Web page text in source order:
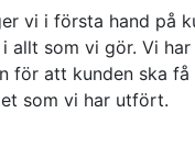
vi i första hand på
allt som vi gör. Vi
för att kunden ska
som vi har utfört.